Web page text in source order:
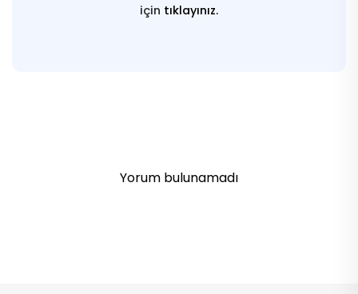
için tıklayınız.
Yorum bulunamadı